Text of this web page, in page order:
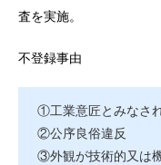
査を実施。
不登録事由
①工業意匠とみなさ
②公序良俗違反
③外観が技術的又は